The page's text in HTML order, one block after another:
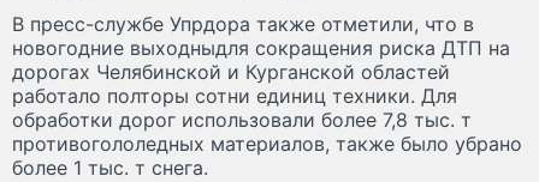
В пресс-службе Упрдора также отметили, что в
новогодние выходныдля сокращения риска ДТП на
дорогах Челябинской и Курганской областей
работало полторы сотни единиц техники. Для
обработки дорог использовали более 7,8 тыс. т
противогололедных материалов, также было убрано
более 1 тыс. т снега.